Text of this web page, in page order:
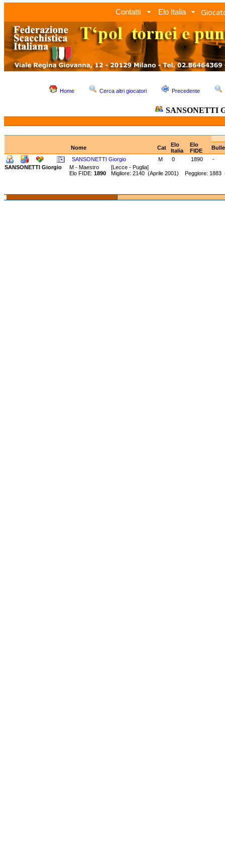
Contatti Elo Italia
Home Cerca altri giocatori Precedente
SANSONETTI
Nome Cat
Elo
Italia
Elo
FIDE
SANSONETTI Giorgio
M 0 1890
-
SANSONETTI Giorgio
M - Maestro [Lecce - Puglia]
Elo FIDE: 1890 Migliore: 2140 (Aprile 2001) Peggiore: 1883